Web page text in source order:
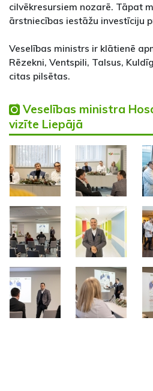
cilvēkresursiem nozarē. Tāpat
ārstniecības iestāžu investīciju
Veselības ministrs ir klātienē
Rēzekni, Ventspili, Talsus,
citas pilsētas.
Veselības ministra
vizīte Liepājā